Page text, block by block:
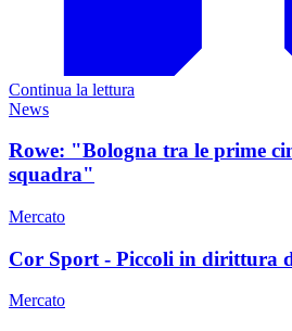
Continua la lettura
News
Rowe: "Bologna tra le prime
squadra"
Mercato
Cor Sport - Piccoli in dirittura
Mercato